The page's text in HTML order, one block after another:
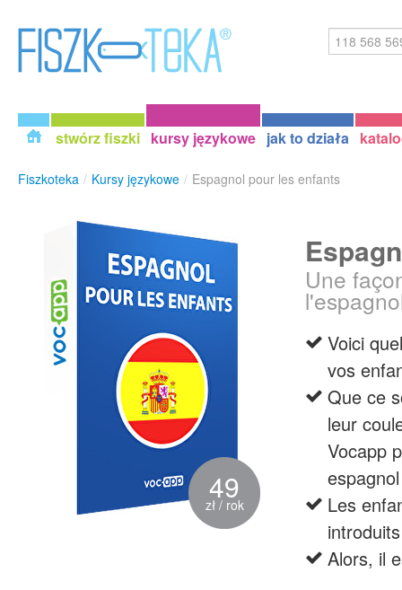
stwórz fiszki kursy językowe jak to działa
Fiszkoteka / Kursy językowe / Espagnol pour les enfants
49
zł / rok
Une
Voici
vos
Que ce
leur
Vocapp
espagnol
Les
Alors, il